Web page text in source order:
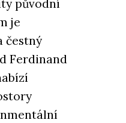
původní
je
čestný
Ferdinand